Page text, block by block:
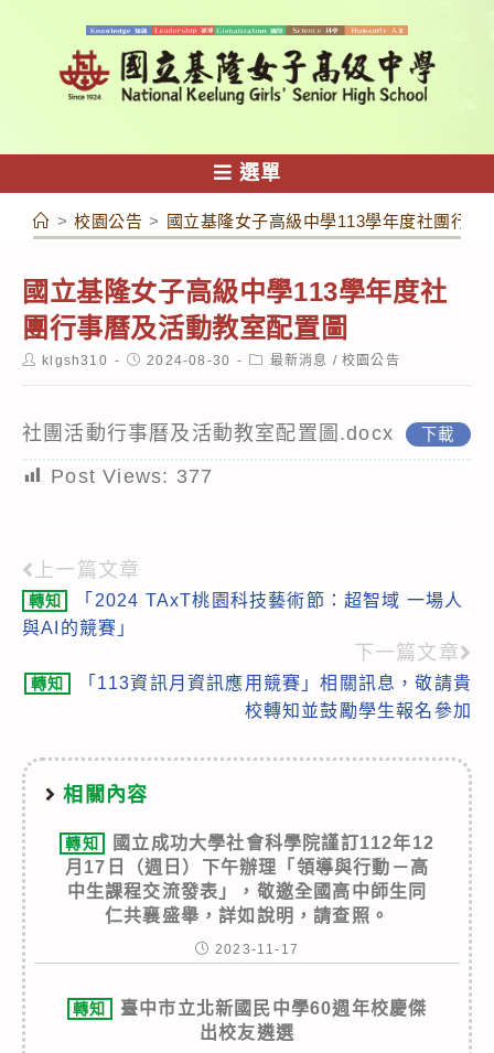
容
選單
> 校園公告 > 國立基隆女子高級中學113學年度社團行事
國立基隆女子高級中學113學年度社
團行事曆及活動教室配置圖
Postklgsh310
Post2024-08-30
Post最新消息 / 校園公告
社團活動行事曆及活動教室配置圖.docx 下載
Post Views: 377
Read
more
上一篇文章
轉知
「2024 TAxT桃園科技藝術節：超智域 一場人
與AI的競賽」
下一篇文章
轉知
「113資訊月資訊應用競賽」相關訊息，敬請貴
校轉知並鼓勵學生報名參加
相關內容
轉知
國立成功大學社會科學院謹訂112年12
月17日（週日）下午辦理「領導與行動－高
中生課程交流發表」，敬邀全國高中師生同
仁共襄盛舉，詳如說明，請查照。
2023-11-17
轉知
臺中市立北新國民中學60週年校慶傑
出校友遴選